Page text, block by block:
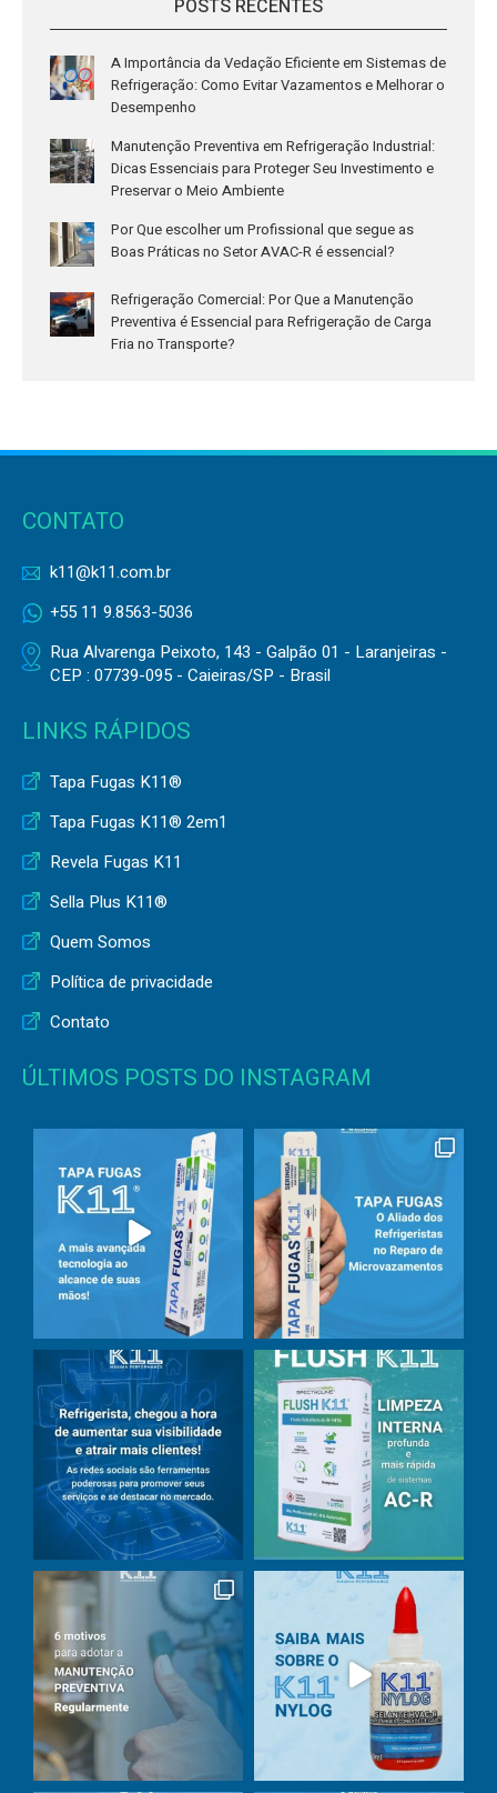
POSTS RECENTES
A Importância da Vedação Eficiente em Sistemas de
Refrigeração: Como Evitar Vazamentos e Melhorar o
Desempenho
Manutenção Preventiva em Refrigeração Industrial:
Dicas Essenciais para Proteger Seu Investimento e
Preservar o Meio Ambiente
Por Que escolher um Profissional que segue as
Boas Práticas no Setor AVAC-R é essencial?
Refrigeração Comercial: Por Que a Manutenção
Preventiva é Essencial para Refrigeração de Carga
Fria no Transporte?
CONTATO
k11@k11.com.br
+55 11 9.8563-5036
Rua Alvarenga Peixoto, 143 - Galpão 01 - Laranjeiras -
CEP : 07739-095 - Caieiras/SP - Brasil
LINKS RÁPIDOS
Tapa Fugas K11®
Tapa Fugas K11® 2em1
Revela Fugas K11
Sella Plus K11®
Quem Somos
Política de privacidade
Contato
ÚLTIMOS POSTS DO INSTAGRAM